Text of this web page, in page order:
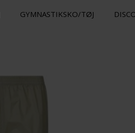
GYMNASTIKSKO/TØJ